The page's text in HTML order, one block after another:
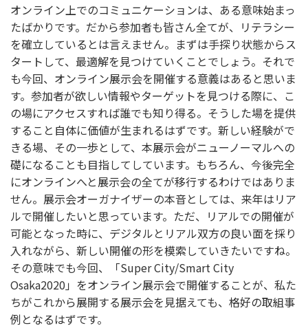
オンライン上でのコミュニケーションは、ある意味始まっ
たばかりです。だから参加者も皆さん全てが、リテラシー
を確立しているとは言えません。まずは手探り状態からス
タートして、最適解を見つけていくことでしょう。それで
も今回、オンライン展示会を開催する意義はあると思いま
す。参加者が欲しい情報やターゲットを見つける際に、こ
の場にアクセスすれば誰でも知り得る。そうした場を提供
すること自体に価値が生まれるはずです。新しい経験がで
きる場、その一歩として、本展示会がニューノーマルへの
礎になることも目指してしています。もちろん、今後完全
にオンラインへと展示会の全てが移行するわけではありま
せん。展示会オーガナイザーの本音としては、来年はリア
ルで開催したいと思っています。ただ、リアルでの開催が
可能となった時に、デジタルとリアル双方の良い面を採り
入れながら、新しい開催の形を模索していきたいですね。
その意味でも今回、「Super City/Smart City
Osaka2020」をオンライン展示会で開催することが、私た
ちがこれから展開する展示会を見据えても、格好の取組事
例となるはずです。